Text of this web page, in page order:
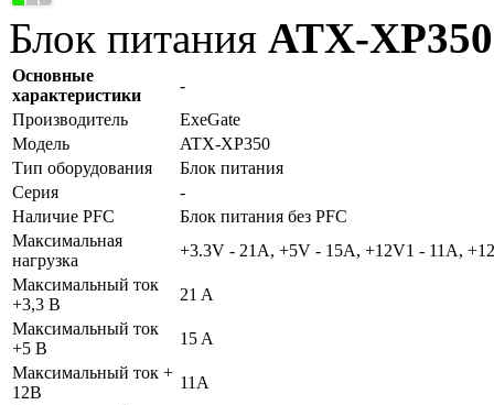
Блок питания ATX-XP350
Основные
характеристики
-
Производитель
ExeGate
Модель
ATX-XP350
Тип оборудования
Блок питания
Серия
-
Наличие PFC
Блок питания без PFC
Максимальная
нагрузка
+3.3V - 21A, +5V - 15A, +12V1 - 11A,
Максимальный ток
+3,3 В
21 A
Максимальный ток
+5 В
15 A
Максимальный ток +
12В
11А